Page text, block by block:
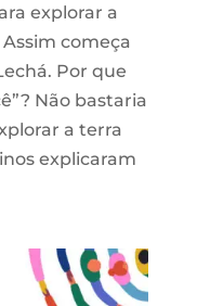
explorar a
Assim começa
Por que
Não bastaria
a terra
explicaram